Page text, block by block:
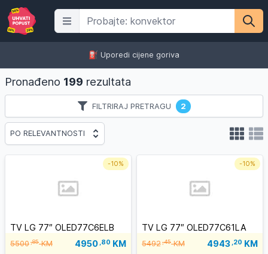
⛽️ Uporedi cijene goriva
Pronađeno 199 rezultata
FILTRIRAJ PRETRAGU 2
PO RELEVANTNOSTI
TV LG 77″ OLED77C6ELB
5500,85KM 4950 ,80 KM
-10%
TV LG 77″ OLED77C61LA
5492,45KM 4943 ,20 KM
-10%